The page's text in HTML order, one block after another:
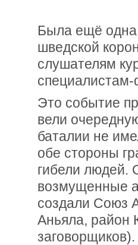
Была ещё одна
шведской
слушателям
Это событие
вели
баталии не
обе стороны
гибели людей.
возмущенные
создали Союз
Аньяла, район
заговорщиков).